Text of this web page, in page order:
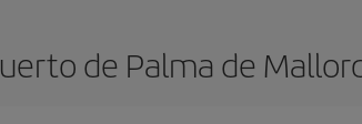
de Palma de